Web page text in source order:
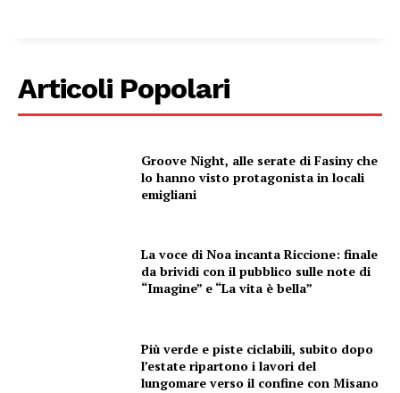
Canale TV 70/80/90
Articoli Popolari
Groove Night, alle serate di Fasiny che
lo hanno visto protagonista in locali
emigliani
La voce di Noa incanta Riccione: finale
da brividi con il pubblico sulle note di
“Imagine” e “La vita è bella”
Più verde e piste ciclabili, subito dopo
l’estate ripartono i lavori del
lungomare verso il confine con Misano